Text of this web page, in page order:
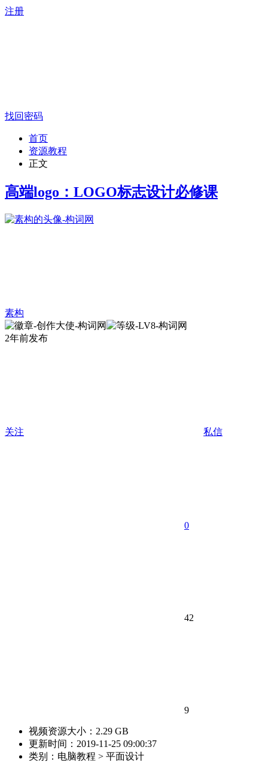
注册
找回密码
首页
资源教程
正文
高端logo：LOGO标志设计必修课
素构
2年前发布
关注 私信
0
42
9
视频资源大小：2.29 GB
更新时间：2019-11-25 09:00:37
类别：电脑教程 > 平面设计